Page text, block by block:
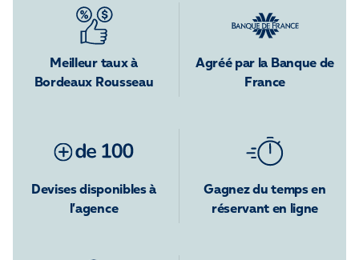
Meilleur taux à
Bordeaux Rousseau
Agréé par la Banque de
France
Devises disponibles à
l’agence
Gagnez du temps en
réservant en ligne